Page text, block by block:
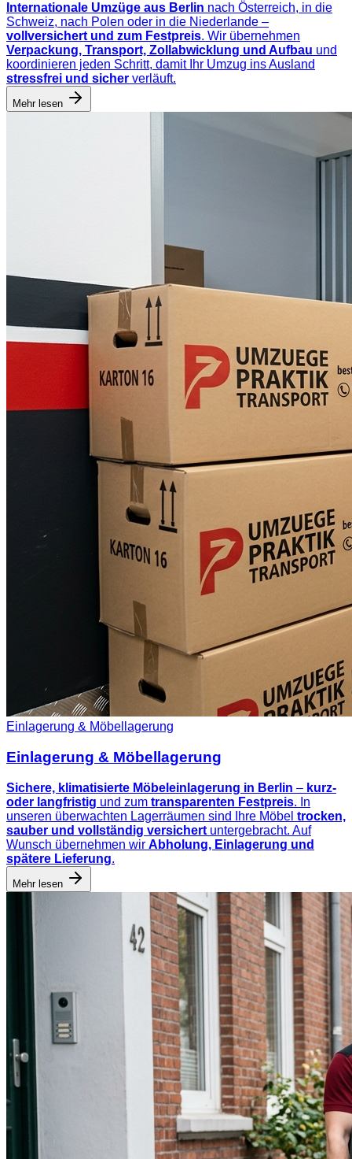
Internationale Umzüge aus Berlin nach Österreich, in die
Schweiz, nach Polen oder in die Niederlande –
vollversichert und zum Festpreis. Wir übernehmen
Verpackung, Transport, Zollabwicklung und Aufbau und
koordinieren jeden Schritt, damit Ihr Umzug ins Ausland
stressfrei und sicher verläuft.
Mehr lesen
Einlagerung & Möbellagerung
Einlagerung & Möbellagerung
Sichere, klimatisierte Möbeleinlagerung in Berlin – kurz-
oder langfristig und zum transparenten Festpreis. In
unseren überwachten Lagerräumen sind Ihre Möbel trocken,
sauber und vollständig versichert untergebracht. Auf
Wunsch übernehmen wir Abholung, Einlagerung und
spätere Lieferung.
Mehr lesen